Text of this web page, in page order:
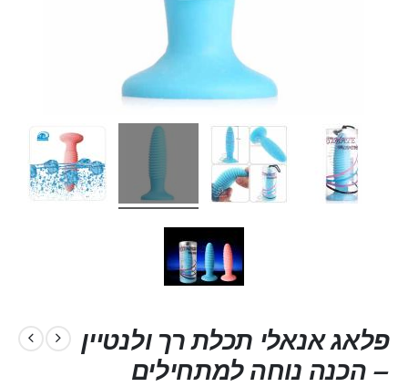
פלאג אנאלי תכלת רך ולנטיין
– הכנה נוחה למתחילים